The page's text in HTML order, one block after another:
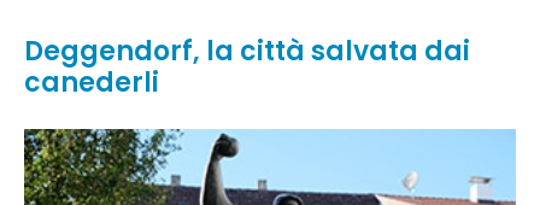
Deggendorf, la città salvata dai
canederli